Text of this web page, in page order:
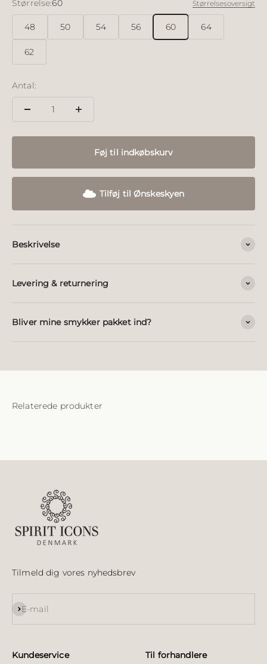
Størrelse:60 Størrelsesoversigt
48 50 54 56 60 64
62
Antal:
Føj til indkøbskurv
Tilføj til Ønskeskyen
Beskrivelse
Levering & returnering
Bliver mine smykker pakket ind?
Tilmeld dig vores nyhedsbrev
E-mail
Abonnér
Kundeservice Til forhandlere